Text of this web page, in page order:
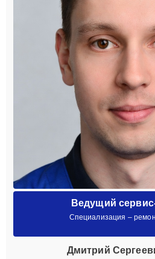
Ведущий
Специализация –
Дмитрий